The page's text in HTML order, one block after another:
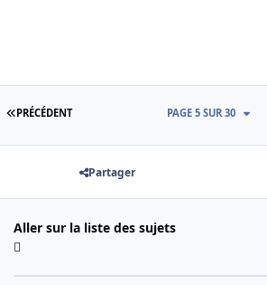
PREMIÈRE PAGE
PRÉCÉDENT PAGE 5 SUR 30
Partager
Aller sur la liste des sujets